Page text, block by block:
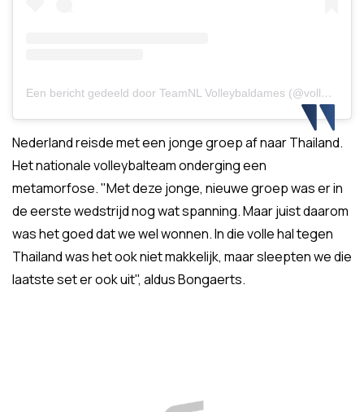
Een bericht gedeeld door TeamNL Volleybaldames (@volleybaldames)
Nederland reisde met een jonge groep af naar Thailand.
Het nationale volleybalteam onderging een
metamorfose. "Met deze jonge, nieuwe groep was er in
de eerste wedstrijd nog wat spanning. Maar juist daarom
was het goed dat we wel wonnen. In die volle hal tegen
Thailand was het ook niet makkelijk, maar sleepten we die
laatste set er ook uit", aldus Bongaerts.